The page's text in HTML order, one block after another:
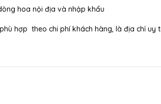
hoa nội địa và nhập khẩu
hợp theo chi phí khách hàng, là địa chỉ uy